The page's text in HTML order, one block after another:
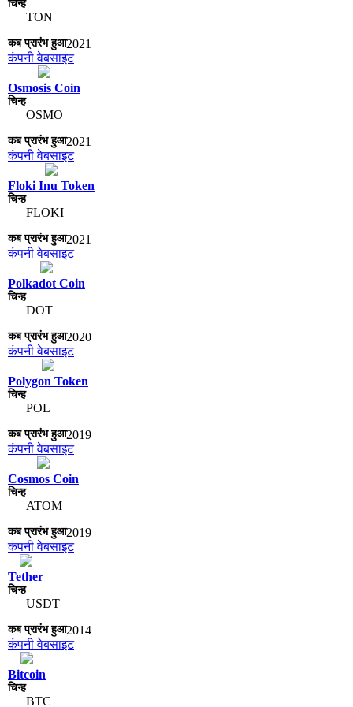
TON
2021
कंपनी वेबसाइट
Osmosis Coin
OSMO
2021
कंपनी वेबसाइट
Floki Inu Token
FLOKI
2021
कंपनी वेबसाइट
Polkadot Coin
DOT
2020
कंपनी वेबसाइट
Polygon Token
POL
2019
कंपनी वेबसाइट
Cosmos Coin
ATOM
2019
कंपनी वेबसाइट
Tether
USDT
2014
कंपनी वेबसाइट
Bitcoin
BTC